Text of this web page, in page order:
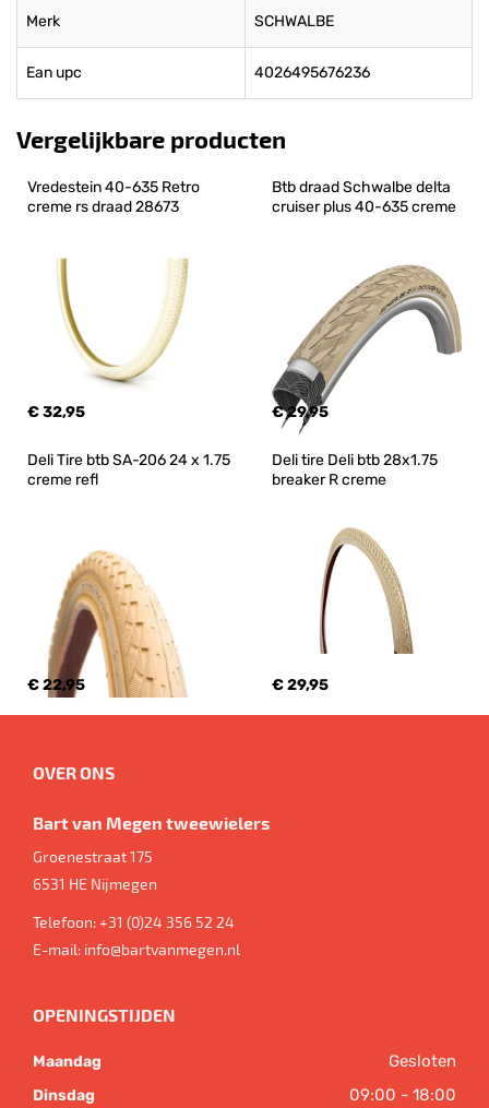
Merk SCHWALBE
Ean upc 4026495676236
Vergelijkbare producten
Vredestein 40-635 Retro
creme rs draad 28673
€ 32,95
Btb draad Schwalbe delta
cruiser plus 40-635 creme
€ 29,95
Deli Tire btb SA-206 24 x 1.75
creme refl
€ 22,95
Deli tire Deli btb 28x1.75
breaker R creme
€ 29,95
OVER ONS
Bart van Megen tweewielers
Groenestraat 175
6531 HE Nijmegen
Telefoon:+31 (0)24 356 52 24
E-mail: info@bartvanmegen.nl
OPENINGSTIJDEN
Maandag Gesloten
Dinsdag 09:00 - 18:00